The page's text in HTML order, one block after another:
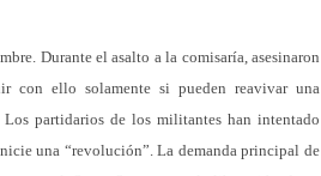
Durante el asalto a la comisaría, asesinaron
con ello solamente si pueden reavivar una
partidarios de los militantes han intentado
una “revolución”. La demanda principal de